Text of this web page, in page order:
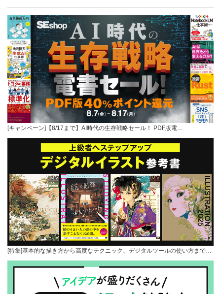
[キャンペーン]【8/17まで】AI時代の生存戦略セール！ PDF版電…
[特集]基本的な描き方から高度なテクニック、デジタルツールの使い方まで…